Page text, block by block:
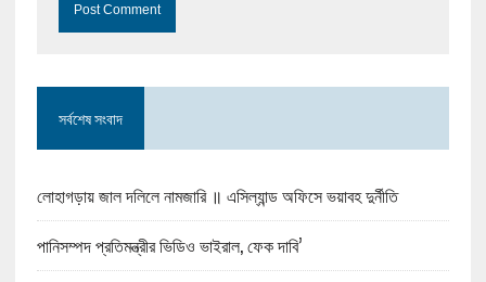
সর্বশেষ সংবাদ
লোহাগড়ায় জাল দলিলে নামজারি ॥ এসিল্যান্ড অফিসে ভয়াবহ দুর্নীতি
পানিসম্পদ প্রতিমন্ত্রীর ভিডিও ভাইরাল, ফেক দাবি’